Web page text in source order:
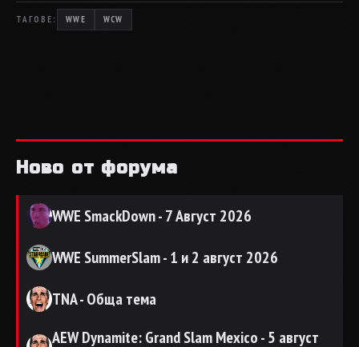
ТАГОВЕ: WWE WCW
Ново от форума
WWE SmackDown - 7 Август 2026
WWE SummerSlam - 1 и 2 август 2026
TNA - Обща тема
AEW Dynamite: Grand Slam Mexico - 5 август